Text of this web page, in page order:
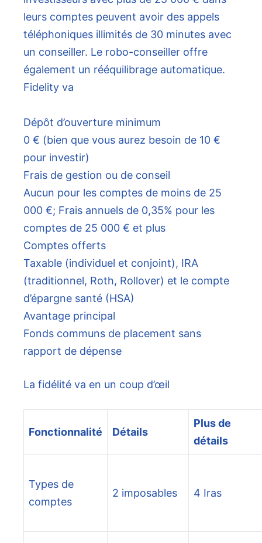
leurs comptes peuvent avoir des appels
téléphoniques illimités de 30 minutes avec
un conseiller. Le robo-conseiller offre
également un rééquilibrage automatique.
Fidelity va
Dépôt d’ouverture minimum
0 € (bien que vous aurez besoin de 10 €
pour investir)
Frais de gestion ou de conseil
Aucun pour les comptes de moins de 25
000 €; Frais annuels de 0,35% pour les
comptes de 25 000 € et plus
Comptes offerts
Taxable (individuel et conjoint), IRA
(traditionnel, Roth, Rollover) et le compte
d’épargne santé (HSA)
Avantage principal
Fonds communs de placement sans
rapport de dépense
La fidélité va en un coup d’œil
Fonctionnalité Détails
Plus de
détails
Types de
comptes
2 imposables 4 Iras